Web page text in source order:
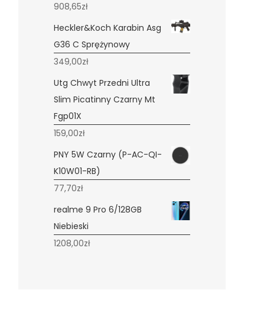
908,65zł
Heckler&Koch Karabin Asg
G36 C Sprężynowy
349,00zł
Utg Chwyt Przedni Ultra
Slim Picatinny Czarny Mt
Fgp01X
159,00zł
PNY 5W Czarny (P-AC-QI-
K10W01-RB)
77,70zł
realme 9 Pro 6/128GB
Niebieski
1208,00zł